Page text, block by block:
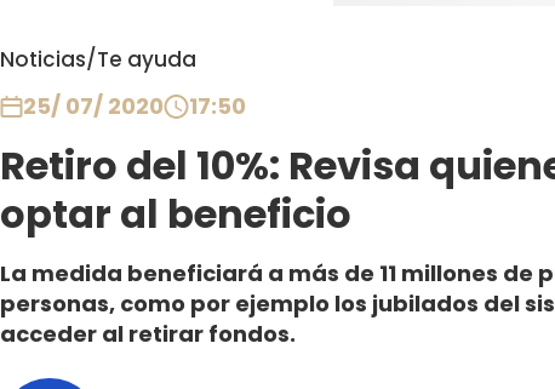
Noticias/Te ayuda
25/ 07/ 2020 17:50
Retiro del 10%: Revisa
optar al beneficio
La medida beneficiará a más de 11 millones de
personas, como por ejemplo los jubilados del
acceder al retirar fondos.